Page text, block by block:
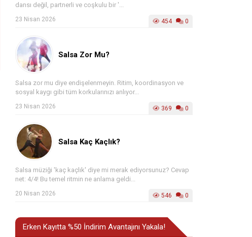
dansı değil, partnerli ve coşkulu bir '...
23 Nisan 2026 454 0
Salsa Zor Mu?
Salsa zor mu diye endişelenmeyin. Ritim, koordinasyon ve
sosyal kaygı gibi tüm korkularınızı anlıyor...
23 Nisan 2026 369 0
Salsa Kaç Kaçlık?
Salsa müziği 'kaç kaçlık' diye mi merak ediyorsunuz? Cevap
net: 4/4! Bu temel ritmin ne anlama geldi...
20 Nisan 2026 546 0
Erken Kayıtta %50 İndirim Avantajını Yakala!